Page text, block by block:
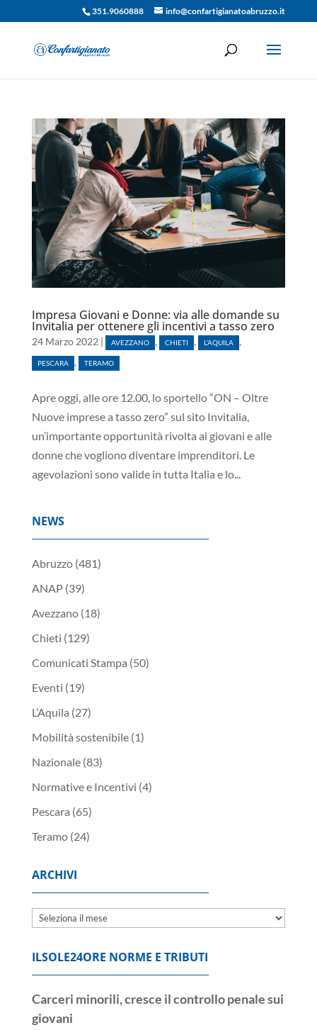
351.9060888 info@confartigianatoabruzzo.it
Impresa Giovani e Donne: via alle domande su
Invitalia per ottenere gli incentivi a tasso zero
24 Marzo 2022 | AVEZZANO , CHIETI , L’AQUILA ,
PESCARA , TERAMO
Apre oggi, alle ore 12.00, lo sportello “ON – Oltre
Nuove imprese a tasso zero” sul sito Invitalia,
un’importante opportunità rivolta ai giovani e alle
donne che vogliono diventare imprenditori. Le
agevolazioni sono valide in tutta Italia e lo...
NEWS
Abruzzo(481)
ANAP(39)
Avezzano(18)
Chieti (129)
Comunicati Stampa (50)
Eventi (19)
L’Aquila (27)
Mobilità sostenibile(1)
Nazionale(83)
Normative e Incentivi (4)
Pescara (65)
Teramo(24)
ARCHIVI
Archivi
ILSOLE24ORE NORME E TRIBUTI
Carceri minorili, cresce il controllo penale sui
giovani